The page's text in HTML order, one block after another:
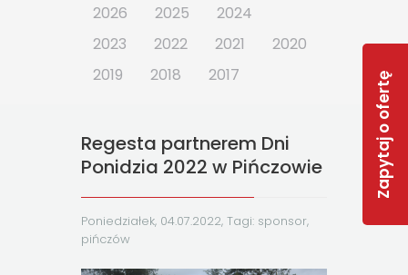
Zapytaj o ofertę
2026 2025
2024
2023
2022 2021
2020
2019
2018 2017
Regesta partnerem Dni
Ponidzia 2022 w Pińczowie
Poniedziałek, 04.07.2022, Tagi: sponsor,
pińczów